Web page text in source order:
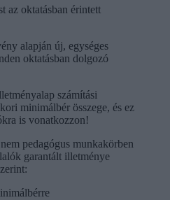
az oktatásban érintett
alapján új, egységes
oktatásban dolgozó
számítási
minimálbér összege, és ez
is vonatkozzon!
pedagógus munkakörben
garantált illetménye